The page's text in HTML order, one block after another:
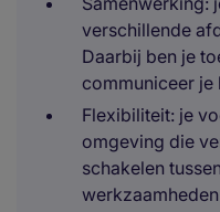
verschillende
Daarbij ben je
communiceer je
Flexibiliteit: je
omgeving die
schakelen